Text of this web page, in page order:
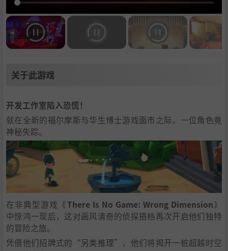
关于此游戏
开发工作室陷入恐慌！
就在全新的福尔摩斯与华生博士游戏面市之际，一位角色竟
神秘失踪。
在非典型游戏《There Is No Game: Wrong Dimension》
中惊鸿一现后，这对画风清奇的侦探搭档再次开启他们独特
的冒险之旅。
凭借他们招牌式的“另类推理”，他们将揭开一桩超越时空